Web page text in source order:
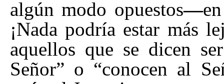
algún modo opuestos—
¡Nada podría estar más
aquellos que se dicen
Señor” o “conocen al